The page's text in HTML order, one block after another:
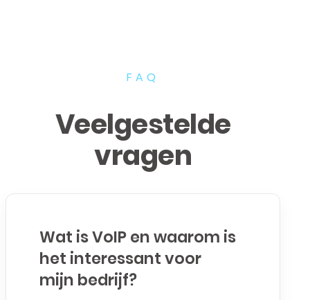
FAQ
Veelgestelde
vragen
Wat is VoIP en waarom is
het interessant voor
mijn bedrijf?